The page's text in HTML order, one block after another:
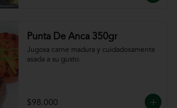
Punta De Anca 350gr
Jugosa carne madura y cuidadosamente
asada a su gusto.
$98.000